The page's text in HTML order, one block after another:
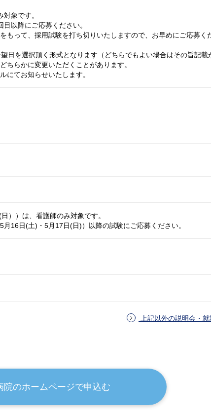
象です。
以降にご応募ください。
もって、採用試験を打ち切りいたしますので、お早めにご応募く
を選択頂く形式となります（どちらでもよい場合はその旨記載
ちらかに変更いただくことがあります。
にてお知らせいたします。
））は、看護師のみ対象です。
16日(土)・5月17日(日)）以降の試験にご応募ください。
上記以外の説明会・
院のホームページで申込む